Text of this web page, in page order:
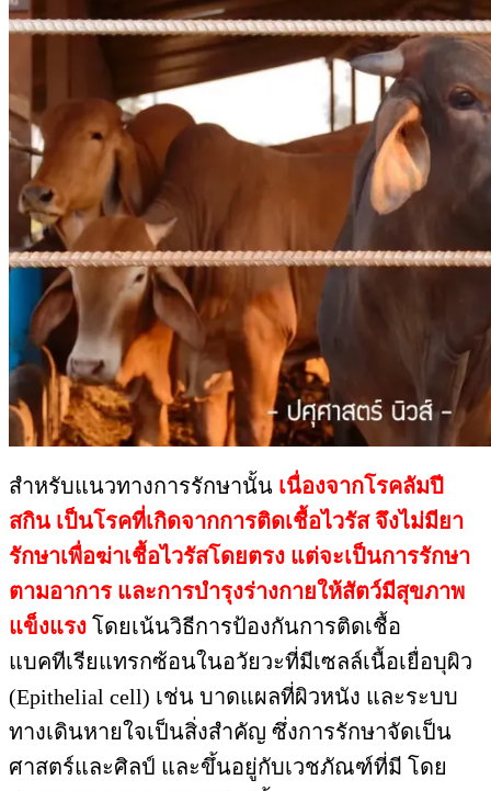
สำหรับแนวทางการรักษานั้น เนื่องจากโรคลัมปี
สกิน เป็นโรคที่เกิดจากการติดเชื้อไวรัส จึงไม่มียา
รักษาเพื่อฆ่าเชื้อไวรัสโดยตรง แต่จะเป็นการรักษา
ตามอาการ และการบำรุงร่างกายให้สัตว์มีสุขภาพ
แข็งแรง โดยเน้นวิธีการป้องกันการติดเชื้อ
แบคทีเรียแทรกซ้อนในอวัยวะที่มีเซลล์เนื้อเยื่อบุผิว
(Epithelial cell) เช่น บาดแผลที่ผิวหนัง และระบบ
ทางเดินหายใจเป็นสิ่งสำคัญ ซึ่งการรักษาจัดเป็น
ศาสตร์และศิลป์ และขึ้นอยู่กับเวชภัณฑ์ที่มี โดย